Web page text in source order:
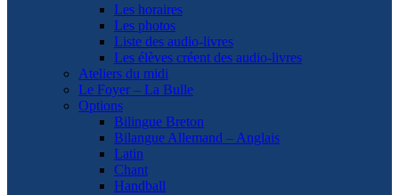
Les horaires
Les photos
Liste des audio-livres
Les élèves créent des audio-livres
Ateliers du midi
Le Foyer – La Bulle
Options
Bilingue Breton
Bilangue Allemand – Anglais
Latin
Chant
Handball